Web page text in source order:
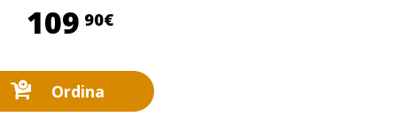
109 90€109,90 €
Ordina